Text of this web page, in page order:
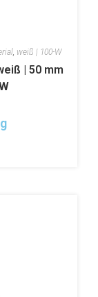
, weiß | 100-W
| 50 mm